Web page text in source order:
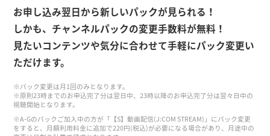
お申し込み翌日から新しいパックが見られる！
しかも、チャンネルパックの変更手数料が無料！
見たいコンテンツや気分に合わせて手軽にパック変更い
ただけます。
※パック変更は月1回のみとなります。
※原則23時までのお申込完了分は翌日中、23時以降のお申込完了分は翌々日中の
視聴開始となります。
※A-Gのパックご加入中の方が「【S】動画配信(J:COM STREAM)」にパック変更
をすると、月額利用料金に追加で220円(税込)が必要になる場合があり、月途中の